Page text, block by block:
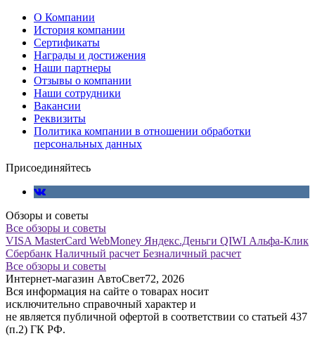
О Компании
История компании
Сертификаты
Награды и достижения
Наши партнеры
Отзывы о компании
Наши сотрудники
Вакансии
Реквизиты
Политика компании в отношении обработки
персональных данных
Присоединяйтесь
Обзоры и советы
Все обзоры и советы
VISA MasterCard WebMoney Яндекс.Деньги QIWI Альфа-Клик
Сбербанк Наличный расчет Безналичный расчет
Все обзоры и советы
Интернет-магазин АвтоСвет72, 2026
Вся информация на сайте о товарах носит
исключительно справочный характер и
не является публичной офертой в соответствии со статьей 437
(п.2) ГК РФ.